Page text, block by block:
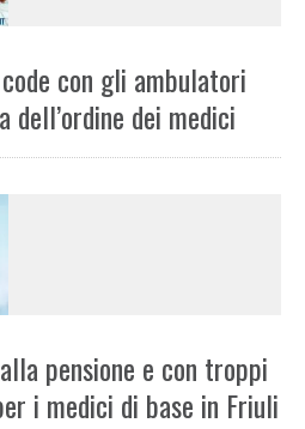
con gli ambulatori
dell’ordine dei medici
pensione e con troppi
i medici di base in Friuli